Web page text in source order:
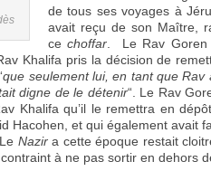
de tous ses voyages à
avait reçu de son Maître,
ce choffar . Le Rav
Khalifa pris la décision de
que seulement lui, en tant que Rav
digne de le détenir“. Le Rav
Khalifa qu’il le remettra en
Hacohen, et qui également avait
Nazir a cette époque restait
à ne pas sortir en dehors